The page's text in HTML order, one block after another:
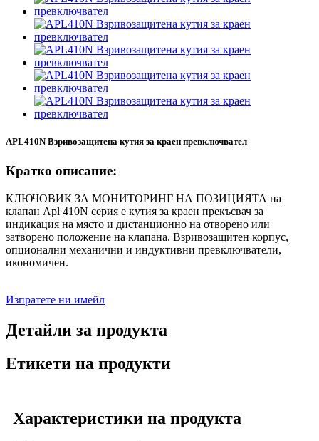
APL410N Взривозащитена кутия за краен превключвател
Кратко описание:
КЛЮЧОВИК ЗА МОНИТОРИНГ НА ПОЗИЦИЯТА на
клапан Apl 410N серия е кутия за краен прекъсвач за
индикация на място и дистанционно на отворено или
затворено положение на клапана. Взривозащитен корпус,
опционални механични и индуктивни превключватели,
икономичен.
Изпратете ни имейл
Детайли за продукта
Етикети на продукти
Характеристики на продукта